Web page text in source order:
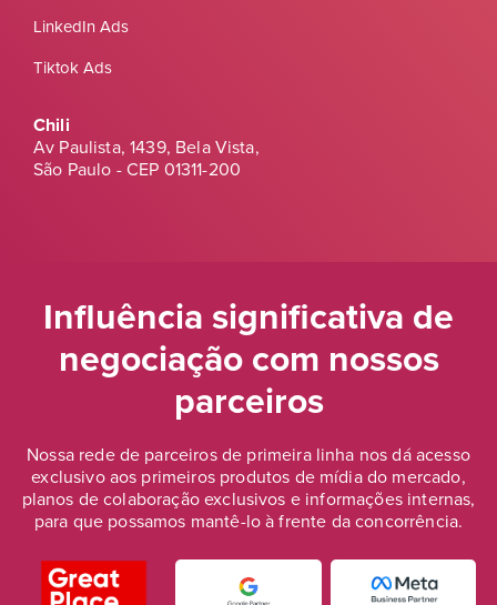
LinkedIn Ads
Tiktok Ads
Chili
Av Paulista, 1439, Bela Vista,
São Paulo - CEP 01311-200
Influência significativa de
negociaçãocom nossos
parceiros
Nossa rede de parceiros de primeira linha nos dá acesso
exclusivo aos primeiros produtos de mídia do mercado,
planos de colaboração exclusivos e informações internas,
para que possamos mantê-lo à frente da concorrência.